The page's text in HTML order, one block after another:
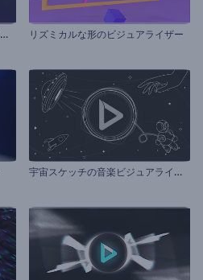
ミ
ニマルビート・ミュージックのビジュアライザー リズミカルな形のビジュアライザー
宇
宙スケッチの音楽ビジュアライザー